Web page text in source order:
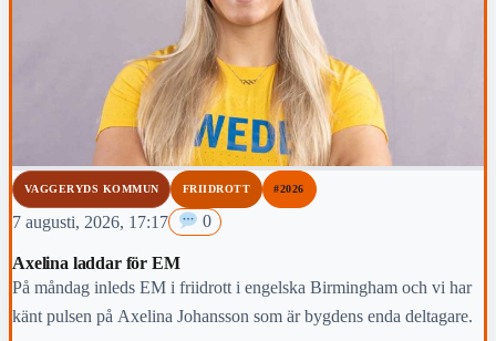
VAGGERYDS KOMMUN FRIIDROTT #2026
7 augusti, 2026, 17:17 0
Axelina laddar för EM
På måndag inleds EM i friidrott i engelska Birmingham och vi har
känt pulsen på Axelina Johansson som är bygdens enda deltagare.